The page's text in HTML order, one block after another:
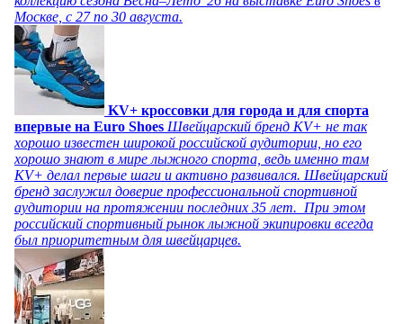
Москве, с 27 по 30 августа.
KV+ кроссовки для города и для спорта
впервые на Euro Shoes Швейцарский бренд KV+ не так
хорошо известен широкой российской аудитории, но его
хорошо знают в мире лыжного спорта, ведь именно там
KV+ делал первые шаги и активно развивался. Швейцарский
бренд заслужил доверие профессиональной спортивной
аудитории на протяжении последних 35 лет. При этом
российский спортивный рынок лыжной экипировки всегда
был приоритетным для швейцарцев.